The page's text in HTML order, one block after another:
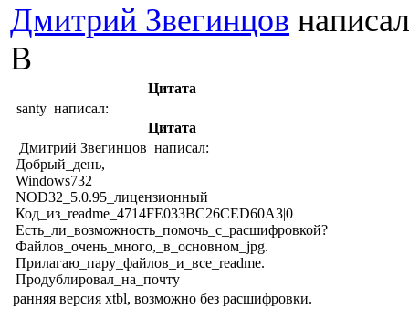
Дмитрий Звегинцов
В
Цитата
santy написал:
Цитата
Дмитрий Звегинцов написал:
Добрый_день,
Windows732
NOD32_5.0.95_лицензионный
Код_из_readme_4714FE033BC26CED60A3|0
Есть_ли_возможность_помочь_с_расшифровкой?
Файлов_очень_много,_в_основном_jpg.
Прилагаю_пару_файлов_и_все_readme.
Продублировал_на_почту
ранняя версия xtbl, возможно без расшифровки.